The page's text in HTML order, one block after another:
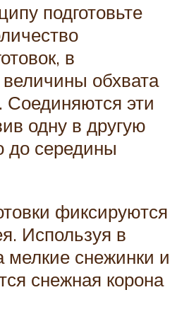
подготовьте
в
обхвата
Соединяются эти
одну в другую
до середины
фиксируются
Используя в
мелкие снежинки и
снежная корона